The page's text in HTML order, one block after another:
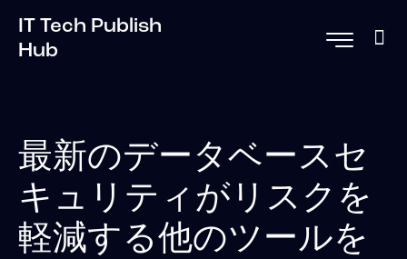
IT Tech Publish
Hub
最新のデータベースセ
キュリティがリスクを
軽減する他のツールを